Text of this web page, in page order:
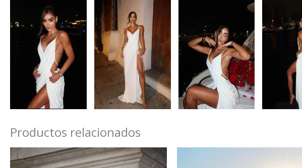
Productos relacionados